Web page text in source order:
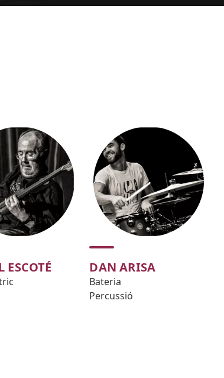
ESCOTÉ DAN ARISA
Bateria
Percussió